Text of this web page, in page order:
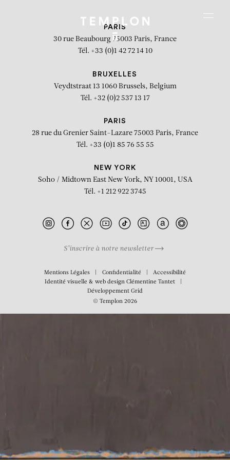
PARIS
30 rue Beaubourg 75003 Paris, France
Tél. +33 (0)1 42 72 14 10
BRUXELLES
Veydtstraat 13 1060 Brussels, Belgium
Tél. +32 (0)2 537 13 17
PARIS
28 rue du Grenier Saint-Lazare 75003 Paris, France
Tél. +33 (0)1 85 76 55 55
NEW YORK
Soho / Midtown East New York, NY 10001, USA
Tél. +1 212 922 3745
S’inscrire à notre newsletter
Mentions Légales Confidentialité
Accessibilité
Identité visuelle & web design Clémentine Tantet
Développement Grid
© Templon 2026